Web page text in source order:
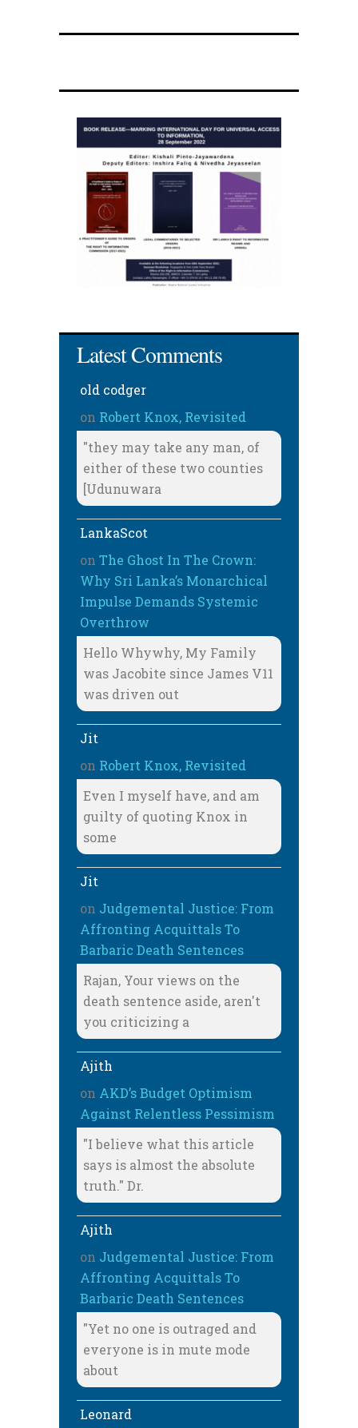
Latest Comments
old codger
on Robert Knox, Revisited
"they may take any man, of
either of these two counties
[Udunuwara
LankaScot
on The Ghost In The Crown:
Why Sri Lanka’s Monarchical
Impulse Demands Systemic
Overthrow
Hello Whywhy, My Family
was Jacobite since James V11
was driven out
Jit
on Robert Knox, Revisited
Even I myself have, and am
guilty of quoting Knox in
some
Jit
on Judgemental Justice: From
Affronting Acquittals To
Barbaric Death Sentences
Rajan, Your views on the
death sentence aside, aren't
you criticizing a
Ajith
on AKD’s Budget Optimism
Against Relentless Pessimism
"I believe what this article
says is almost the absolute
truth." Dr.
Ajith
on Judgemental Justice: From
Affronting Acquittals To
Barbaric Death Sentences
"Yet no one is outraged and
everyone is in mute mode
about
Leonard